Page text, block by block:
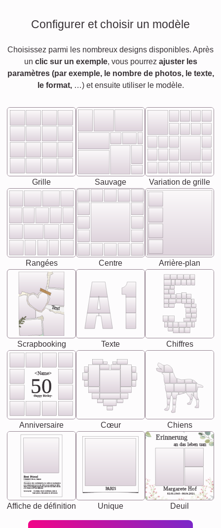
Configurer et choisir un modèle
Choisissez parmi les nombreux designs disponibles. Après
un clic sur un exemple, vous pourrez ajuster les
paramètres (par exemple, le nombre de photos, le texte,
le format,…) et ensuite utiliser le modèle.
Grille Sauvage Variation de grille
Rangées Centre Arrière-plan
Text
Scrapbooking Texte Chiffres
<Name>
50
-Happy Birday-
Anniversaire Cœur Chiens
Best Friend
[<NAME>] Noun, feminie
Synonyms: Soulmate, closet confidante, sister at
heart person, life partner in adventure.
The person who understands you without explanation
you accepts just as you are. She's your partner in life's,
chaos your biggest supporter, and the one with whom
you share your best memories.
Affiche de définition
PARIS
Unique
Erinnerung
an das leben uan
Margarete Hof
02.05.1940 - 08.04.2021
Deuil